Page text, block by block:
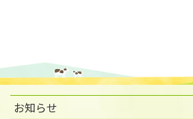
お知らせ